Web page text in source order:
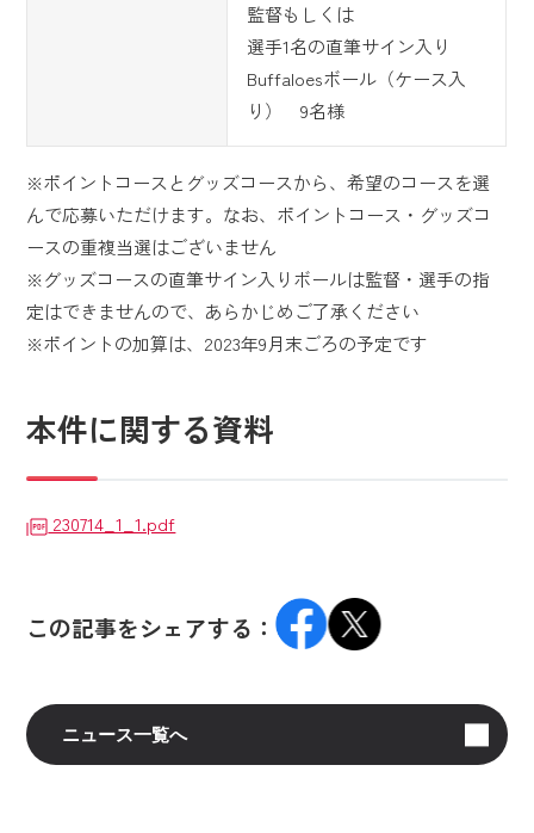
監督もしくは
選手1名の直筆サイン入り
Buffaloesボール（ケース入
り） 9名様
※ポイントコースとグッズコースから、希望のコースを選
んで応募いただけます。なお、ポイントコース・グッズコ
ースの重複当選はございません
※グッズコースの直筆サイン入りボールは監督・選手の指
定はできませんので、あらかじめご了承ください
※ポイントの加算は、2023年9月末ごろの予定です
本件に関する資料
230714_1_1.pdf
この記事をシェアする：
ニュース一覧へ